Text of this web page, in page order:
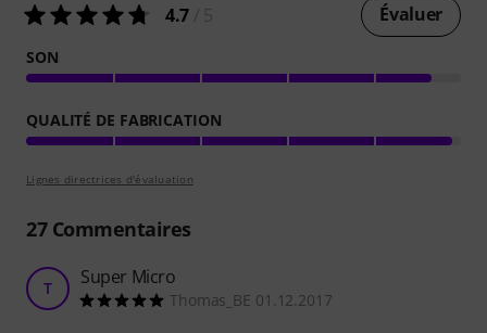
4.7 Évaluer
SON
QUALITÉ DE FABRICATION
Lignes directrices d'évaluation
27Commentaires
T Super Micro
Thomas_BE 01.12.2017